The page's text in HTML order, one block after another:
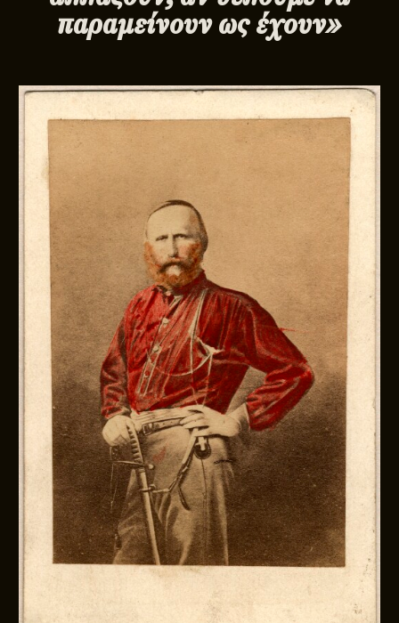
παραμείνουν ως έχουν»